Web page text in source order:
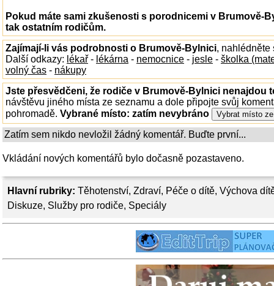
Hlavní rubriky: Těhotenství, Zdraví, Péče o dítě, Výchova
Diskuze, Služby pro rodiče, Speciály
Pokud máte sami zkušenosti s porodnicemi v Brumově-
tak ostatním rodičům.
Zajímají-li vás podrobnosti o Brumově-Bylnici, nahlédněte
Další odkazy: lékař - lékárna - nemocnice - jesle - školka
volný čas - nákupy
Jste přesvědčeni, že rodiče v Brumově-Bylnici nenajdou
návštěvu jiného místa ze seznamu a dole připojte svůj
pohromadě. Vybrané místo: zatím nevybráno
Zatím sem nikdo nevložil žádný komentář. Buďte první...
Vkládání nových komentářů bylo dočasně pozastaveno.